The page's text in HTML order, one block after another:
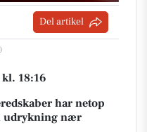
Del artikel
18:16
har netop
udrykning nær